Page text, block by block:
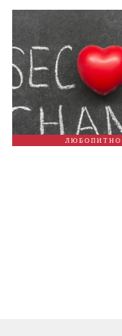
ЛЮБОПИТНО